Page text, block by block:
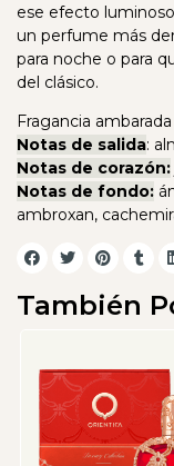
ese efecto
un perfume más
para noche o para
del clásico.
Fragancia
Notas de salida:
Notas de corazón:
Notas de fondo:
ambroxan,
También